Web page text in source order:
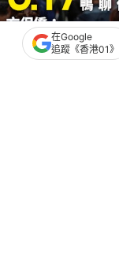
在Google
追蹤《香港01》